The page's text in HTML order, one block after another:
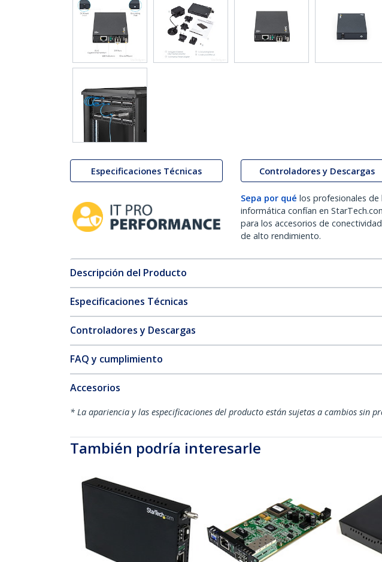
Especificaciones Técnicas Controladores y Descargas
Sepa por qué los profesionales de
informática confían en
para los accesorios de conectividad
de alto rendimiento.
Descripción del Producto
Especificaciones Técnicas
Controladores y Descargas
FAQ y cumplimiento
Accesorios
* La apariencia y las especificaciones del producto están sujetas a cambios sin
También podría interesarle